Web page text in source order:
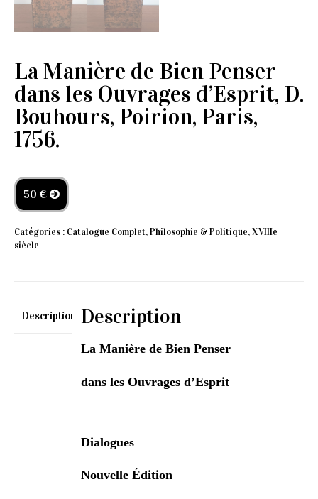
La Manière de Bien Penser
dans les Ouvrages d’Esprit, D.
Bouhours, Poirion, Paris,
1756.
50 €
Catégories : Catalogue Complet,Philosophie & Politique,XVIIIe
siècle
Description Description
La Manière de Bien Penser
dans les Ouvrages d’Esprit
Dialogues
Nouvelle Édition